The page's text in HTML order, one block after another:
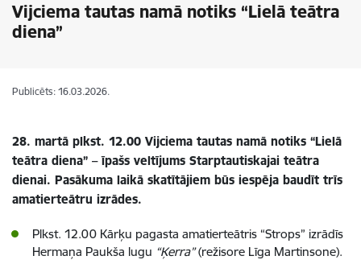
Vijciema tautas namā notiks “Lielā teātra
diena”
Publicēts: 16.03.2026.
28. martā plkst. 12.00 Vijciema tautas namā notiks “Lielā
teātra diena” – īpašs veltījums Starptautiskajai teātra
dienai. Pasākuma laikā skatītājiem būs iespēja baudīt trīs
amatierteātru izrādes.
Plkst. 12.00 Kārķu pagasta amatierteātris “Strops” izrādīs
Hermaņa Paukša lugu “Ķerra”(režisore Līga Martin­sone).